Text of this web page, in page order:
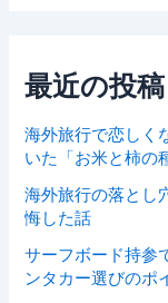
最近の投稿
海外旅行で恋しく
いた「お米と柿の
海外旅行の落とし
悔した話
サーフボード持参
ンタカー選びのポ